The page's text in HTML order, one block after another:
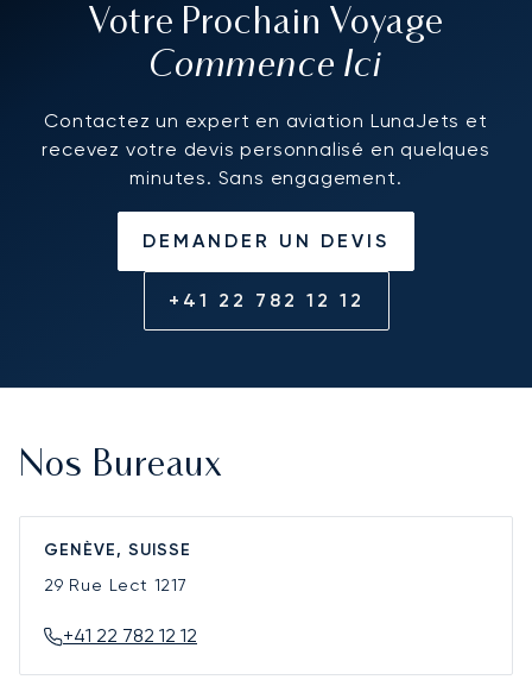
Votre Prochain Voyage
Commence Ici
Contactez un expert en aviation LunaJets et
recevez votre devis personnalisé en quelques
minutes. Sans engagement.
DEMANDER UN DEVIS
+41 22 782 12 12
Nos Bureaux
GENÈVE, SUISSE
29 Rue Lect 1217
+41 22 782 12 12